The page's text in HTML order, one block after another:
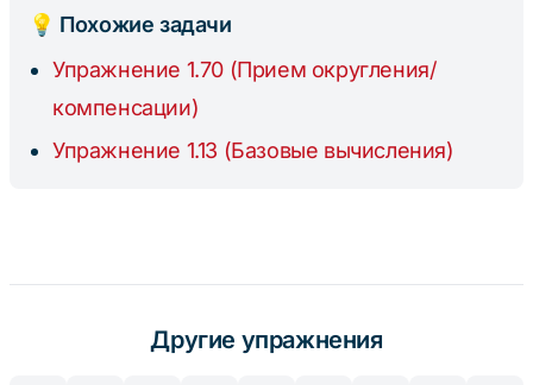
💡 Похожие задачи
Упражнение 1.70 (Прием округления/
компенсации)
Упражнение 1.13 (Базовые вычисления)
Другие упражнения